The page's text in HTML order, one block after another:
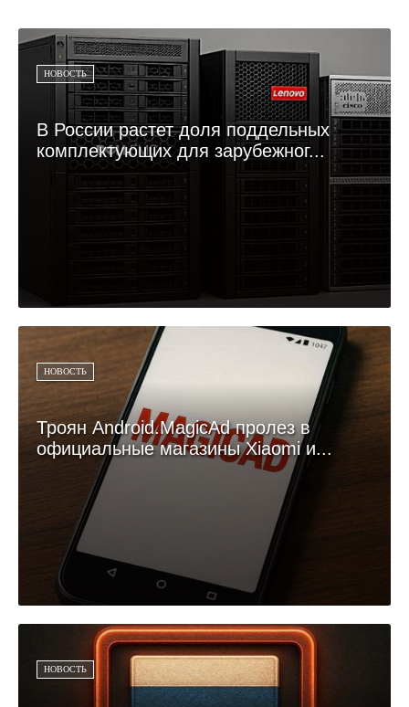
НОВОСТЬ
В России растет доля поддельных
комплектующих для зарубежног...
НОВОСТЬ
Троян Android.MagicAd пролез в
официальные магазины Xiaomi и...
НОВОСТЬ